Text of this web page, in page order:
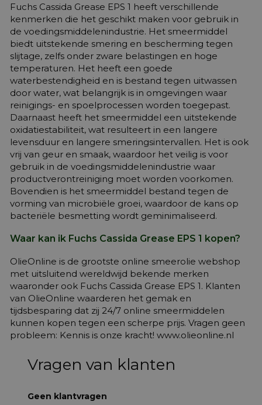
Fuchs Cassida Grease EPS 1 heeft verschillende
kenmerken die het geschikt maken voor gebruik in
de voedingsmiddelenindustrie. Het smeermiddel
biedt uitstekende smering en bescherming tegen
slijtage, zelfs onder zware belastingen en hoge
temperaturen. Het heeft een goede
waterbestendigheid en is bestand tegen uitwassen
door water, wat belangrijk is in omgevingen waar
reinigings- en spoelprocessen worden toegepast.
Daarnaast heeft het smeermiddel een uitstekende
oxidatiestabiliteit, wat resulteert in een langere
levensduur en langere smeringsintervallen. Het is ook
vrij van geur en smaak, waardoor het veilig is voor
gebruik in de voedingsmiddelenindustrie waar
productverontreiniging moet worden voorkomen.
Bovendien is het smeermiddel bestand tegen de
vorming van microbiële groei, waardoor de kans op
bacteriële besmetting wordt geminimaliseerd.
Waar kan ik Fuchs Cassida Grease EPS 1 kopen?
OlieOnline is de grootste online smeerolie webshop
met uitsluitend wereldwijd bekende merken
waaronder ook Fuchs Cassida Grease EPS 1. Klanten
van OlieOnline waarderen het gemak en
tijdsbesparing dat zij 24/7 online smeermiddelen
kunnen kopen tegen een scherpe prijs. Vragen geen
probleem: Kennis is onze kracht! www.olieonline.nl
Vragen van klanten
Geen klantvragen